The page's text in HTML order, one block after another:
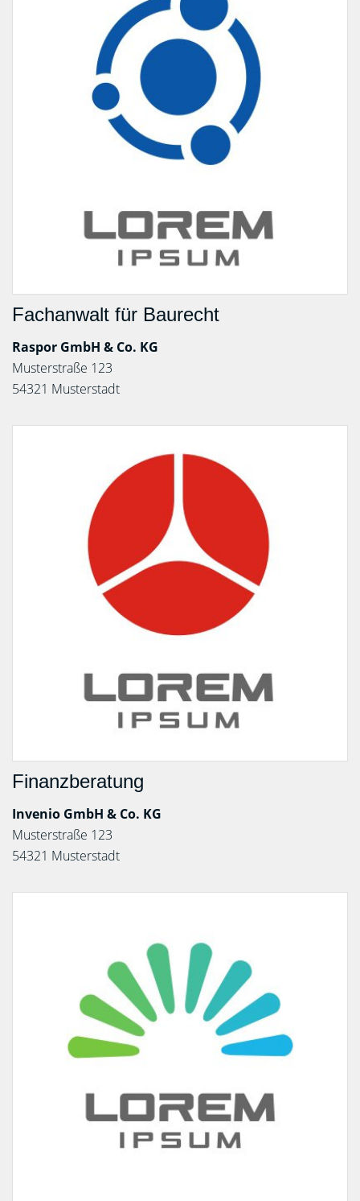
Fachanwalt für Baurecht
Raspor GmbH & Co. KG
Musterstraße 123
54321 Musterstadt
Finanzberatung
Invenio GmbH & Co. KG
Musterstraße 123
54321 Musterstadt